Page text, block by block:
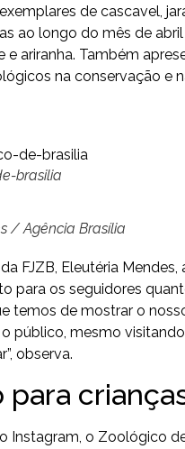
de cascavel,
ao longo do mês de
e ariranha. Também
na conservação e
brasilia
/ Agência Brasília
FJZB, Eleutéria
para os seguidores
temos de mostrar o
público, mesmo
observa.
para
Instagram, o Zoológico